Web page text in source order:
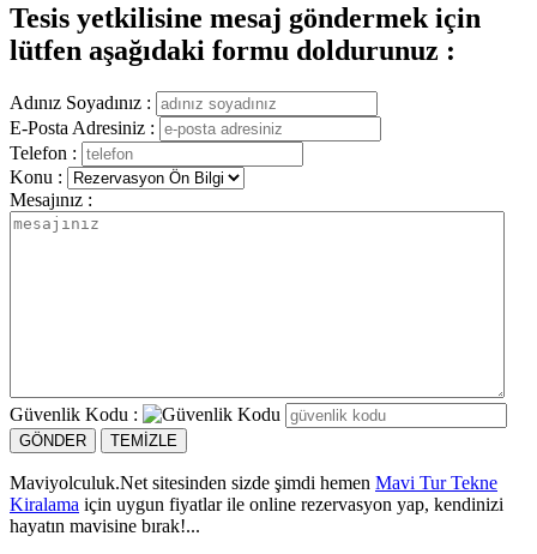
Tesis yetkilisine mesaj göndermek için
lütfen aşağıdaki formu doldurunuz :
Adınız Soyadınız :
E-Posta Adresiniz :
Telefon :
Konu :
Mesajınız :
Güvenlik Kodu :
Maviyolculuk.Net sitesinden sizde şimdi hemen Mavi Tur Tekne
Kiralama için uygun fiyatlar ile online rezervasyon yap, kendinizi
hayatın mavisine bırak!...